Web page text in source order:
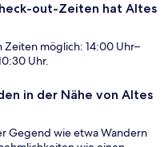
out-Zeiten hat Altes
möglich: 14:00 Uhr–
Uhr.
in der Nähe von Altes
Gegend wie etwa Wandern